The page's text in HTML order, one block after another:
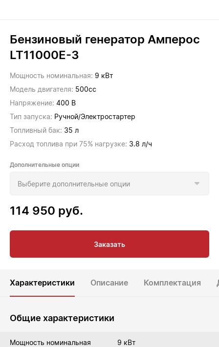
Бензиновый генератор Амперос
LT11000E-3
Мощность номинальная: 9 кВт
Модель двигателя: 500сс
Напряжение: 400 В
Тип запуска: Ручной/Электростартер
Топливный бак: 35 л
Расход топлива при 75% нагрузке: 3.8 л/ч
Дополнительные опции
114 950 руб.
Заказать
Характеристики Описание Комплектация
Общие характеристики
Мощность номинальная 9 кВт